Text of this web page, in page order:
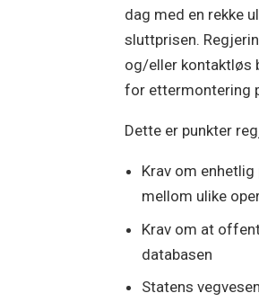
dag med en rekke
sluttprisen.
og/eller kontaktløs
for ettermontering
Dette er punkter
Krav om
mellom ulike
Krav om at
databasen
Statens